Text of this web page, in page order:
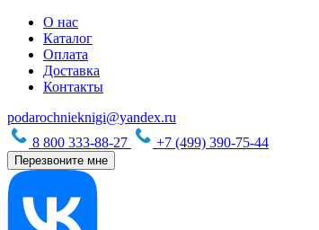
О нас
Каталог
Оплата
Доставка
Контакты
podarochnieknigi@yandex.ru
8 800 333-88-27
+7 (499) 390-75-44
Перезвоните мне